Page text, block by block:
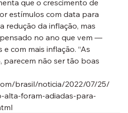
que o crescimento de
estímulos com data para
redução da inflação, mas
no ano que vem —
com mais inflação. “As
parecem não ser tão boas
brasil/noticia/2022/07/25/
alta-foram-adiadas-para-